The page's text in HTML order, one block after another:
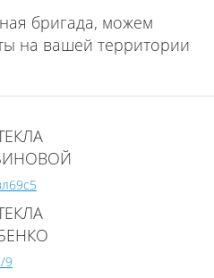
бригада, можем
на вашей территории
9